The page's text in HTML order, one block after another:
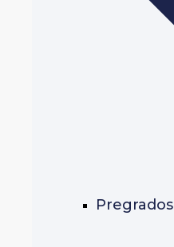
Pregrados